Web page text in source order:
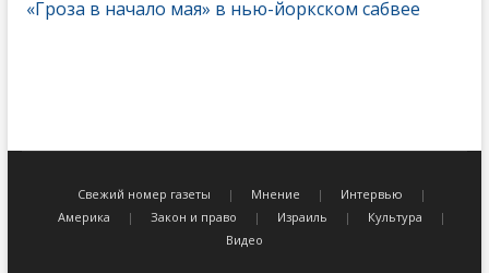
«Гроза в начало мая» в нью-йоркском сабвее
Свежий номер газеты Мнение
Интервью
Америка
Закон и право Израиль
Культура
Видео